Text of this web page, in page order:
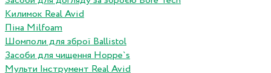
Килимок Real Avid
Піна Milfoam
Шомполи для зброї Ballistol
Засоби для чищення Hoppe`s
Мульти Інструмент Real Avid